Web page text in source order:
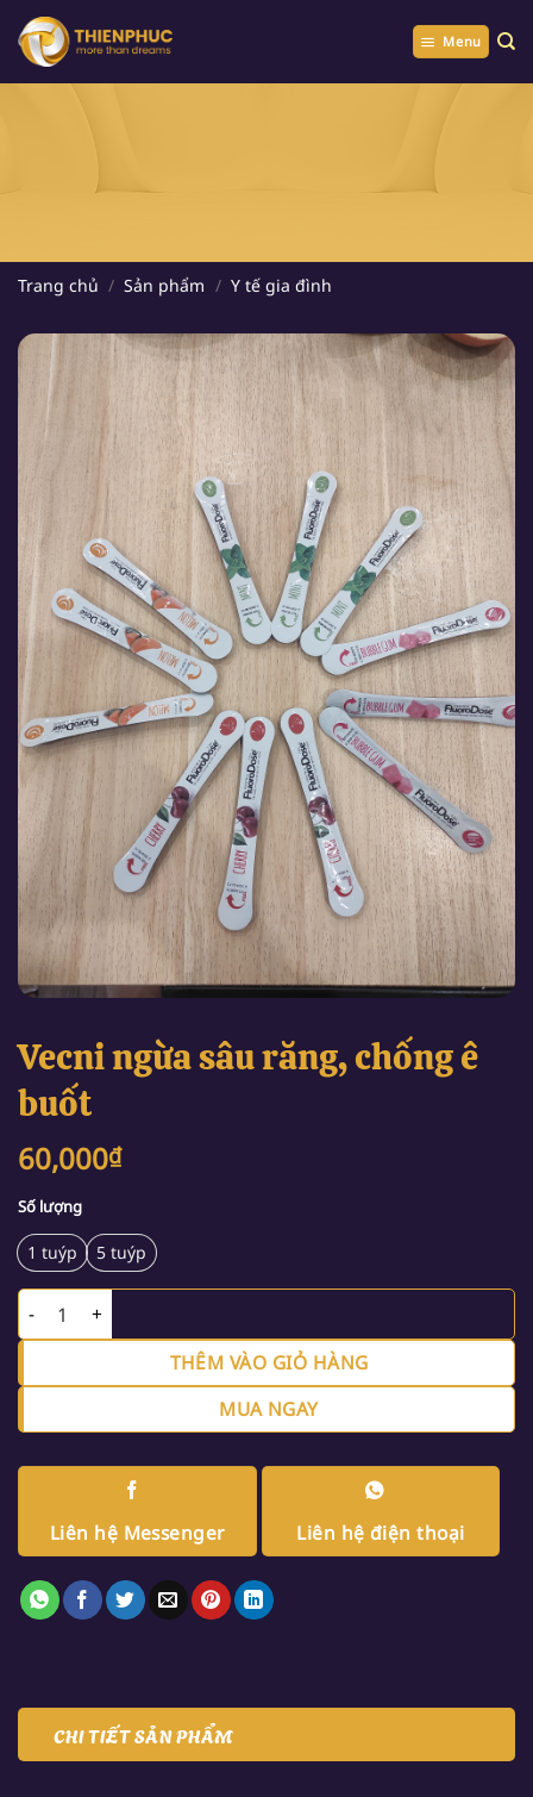
Chuyển
đến
Menu
Trang chủ / Sản phẩm / Y tế gia đình
Vecni ngừa sâu răng, chống ê
buốt
60,000₫
Số lượng
1 tuýp 5 tuýp
Vecni ngừa sâu răng, chống ê buốt số lượng
THÊM VÀO GIỎ HÀNG
MUA NGAY
Liên hệ Messenger Liên hệ điện thoại
CHI TIẾT SẢN PHẨM